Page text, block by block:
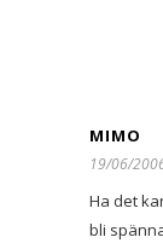
MIMO
19/06/
Ha det
bli